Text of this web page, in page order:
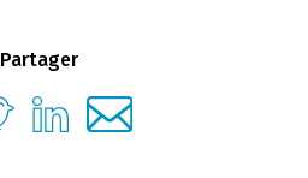
Partager